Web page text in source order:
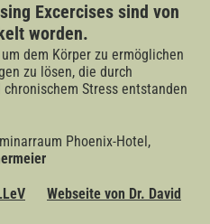
Excercises sind von
worden.
dem Körper zu ermöglichen
zu lösen, die durch
Stress entstanden
Phoenix-Hotel,
Webseite von Dr. David